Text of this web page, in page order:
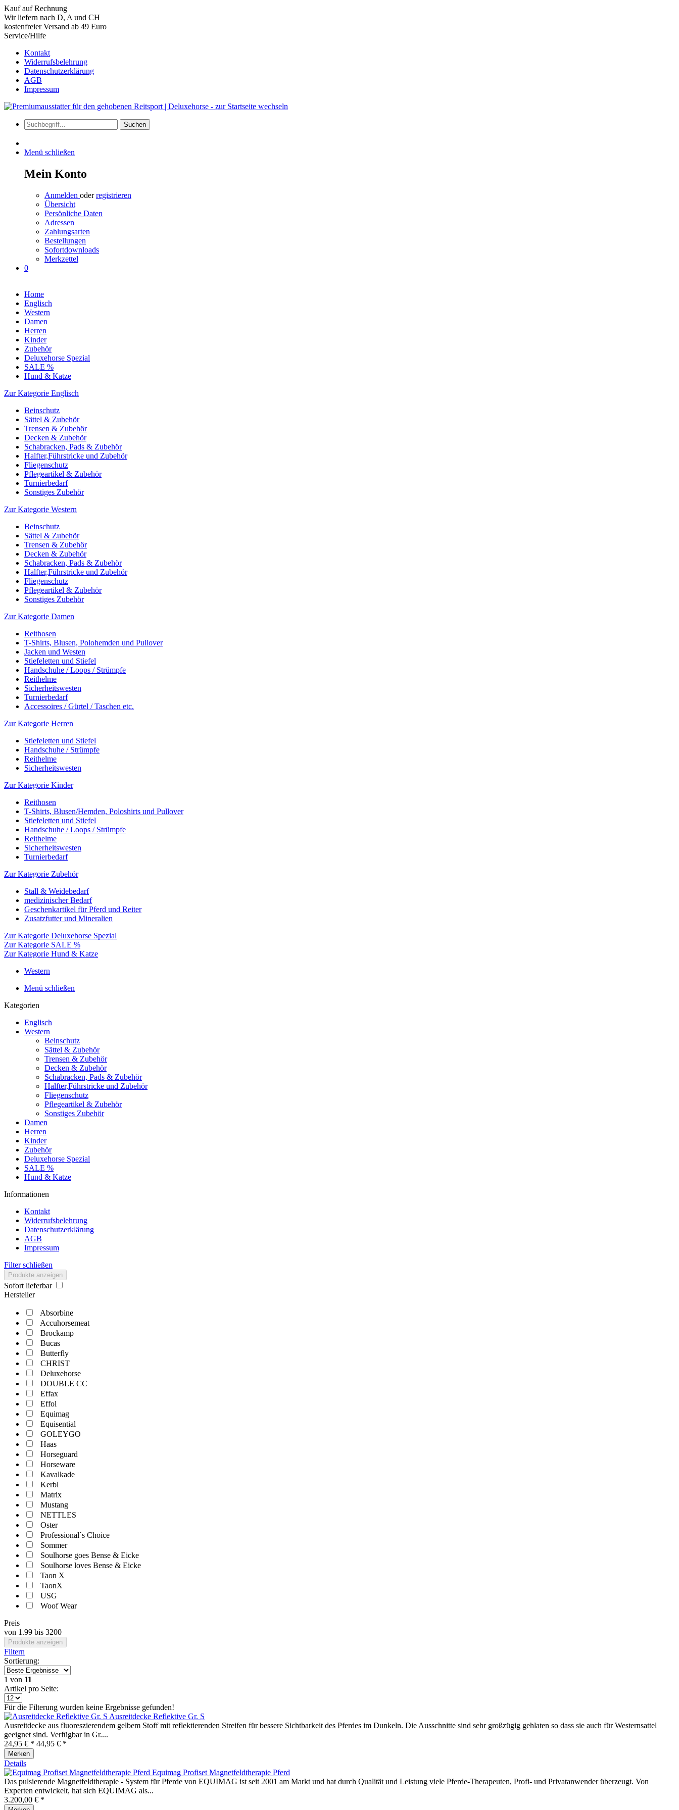
Kauf auf Rechnung
Wir liefern nach D, A und CH
kostenfreier Versand ab 49 Euro
Service/Hilfe
Kontakt
Widerrufsbelehrung
Datenschutzerklärung
AGB
Impressum
Suchen
Menü schließen
Mein Konto
Anmelden oderregistrieren
Übersicht
Persönliche Daten
Adressen
Zahlungsarten
Bestellungen
Sofortdownloads
Merkzettel
0
Home
Englisch
Western
Damen
Herren
Kinder
Zubehör
Deluxehorse Spezial
SALE %
Hund & Katze
Zur Kategorie Englisch
Beinschutz
Sättel & Zubehör
Trensen & Zubehör
Decken & Zubehör
Schabracken, Pads & Zubehör
Halfter,Führstricke und Zubehör
Fliegenschutz
Pflegeartikel & Zubehör
Turnierbedarf
Sonstiges Zubehör
Zur Kategorie Western
Beinschutz
Sättel & Zubehör
Trensen & Zubehör
Decken & Zubehör
Schabracken, Pads & Zubehör
Halfter,Führstricke und Zubehör
Fliegenschutz
Pflegeartikel & Zubehör
Sonstiges Zubehör
Zur Kategorie Damen
Reithosen
T-Shirts, Blusen, Polohemden und Pullover
Jacken und Westen
Stiefeletten und Stiefel
Handschuhe / Loops / Strümpfe
Reithelme
Sicherheitswesten
Turnierbedarf
Accessoires / Gürtel / Taschen etc.
Zur Kategorie Herren
Stiefeletten und Stiefel
Handschuhe / Strümpfe
Reithelme
Sicherheitswesten
Zur Kategorie Kinder
Reithosen
T-Shirts, Blusen/Hemden, Poloshirts und Pullover
Stiefeletten und Stiefel
Handschuhe / Loops / Strümpfe
Reithelme
Sicherheitswesten
Turnierbedarf
Zur Kategorie Zubehör
Stall & Weidebedarf
medizinischer Bedarf
Geschenkartikel für Pferd und Reiter
Zusatzfutter und Mineralien
Zur Kategorie Deluxehorse Spezial
Zur Kategorie SALE %
Zur Kategorie Hund & Katze
Western
Menü schließen
Kategorien
Englisch
Western
Beinschutz
Sättel & Zubehör
Trensen & Zubehör
Decken & Zubehör
Schabracken, Pads & Zubehör
Halfter,Führstricke und Zubehör
Fliegenschutz
Pflegeartikel & Zubehör
Sonstiges Zubehör
Damen
Herren
Kinder
Zubehör
Deluxehorse Spezial
SALE %
Hund & Katze
Informationen
Kontakt
Widerrufsbelehrung
Datenschutzerklärung
AGB
Impressum
Filter schließen
Produkte anzeigen
Sofort lieferbar
Hersteller
Absorbine
Accuhorsemeat
Brockamp
Bucas
Butterfly
CHRIST
Deluxehorse
DOUBLE CC
Effax
Effol
Equimag
Equisential
GOLEYGO
Haas
Horseguard
Horseware
Kavalkade
Kerbl
Matrix
Mustang
NETTLES
Oster
Professional´s Choice
Sommer
Soulhorse goes Bense & Eicke
Soulhorse loves Bense & Eicke
Taon X
TaonX
USG
Woof Wear
Preis
von 1.99 bis 3200
Produkte anzeigen
Filtern
Sortierung:
1 von 11
Artikel pro Seite:
Für die Filterung wurden keine Ergebnisse gefunden!
Ausreitdecke Reflektive Gr. S
Ausreitdecke aus fluoreszierendem gelbem Stoff mit reflektierenden Streifen für bessere Sichtbarkeit des Pferdes im Dunkeln. Die Ausschnitte sind sehr großzügig gehlaten so dass sie auch für Westernsattel
geeignet sind. Verfügbar in Gr....
24,95 € * 44,95 € *
Merken
Details
Equimag Profiset Magnetfeldtherapie Pferd
Das pulsierende Magnetfeldtherapie - System für Pferde von EQUIMAG ist seit 2001 am Markt und hat durch Qualität und Leistung viele Pferde-Therapeuten, Profi- und Privatanwender überzeugt. Von
Experten entwickelt, hat sich EQUIMAG als...
3.200,00 € *